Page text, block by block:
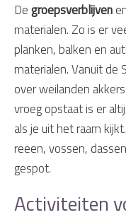
Degroepsverblijven
materialen. Zo is er
planken, balken en
materialen. Vanuit de
over weilanden
vroeg opstaat is er
als je uit het raam
reeen, vossen,
gespot.
Activiteiten